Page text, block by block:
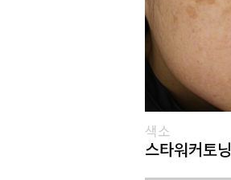
색소
스타워커토닝